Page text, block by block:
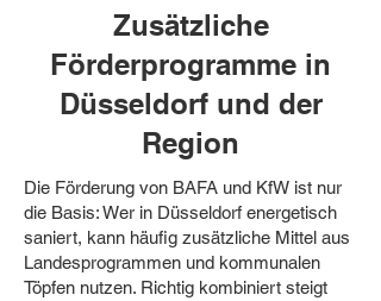
Zusätzliche
Förderprogramme in
Düsseldorf und der
Region
Die Förderung von BAFA und KfW ist nur
die Basis: Wer in Düsseldorf energetisch
saniert, kann häufig zusätzliche Mittel aus
Landesprogrammen und kommunalen
Töpfen nutzen. Richtig kombiniert steigt